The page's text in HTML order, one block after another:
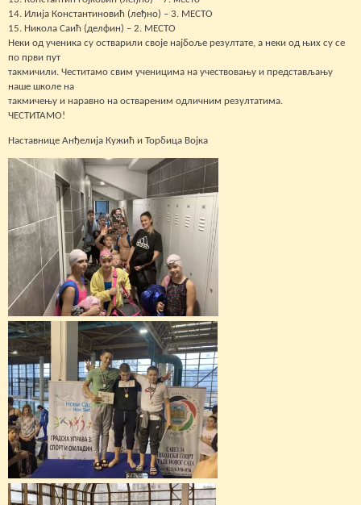
14. Илија Константиновић (леђно) – 3. МЕСТО
15. Никола Саић (делфин) – 2. МЕСТО
Неки од ученика су остварили своје најбоље резултате, а неки од њих су се
по први пут
такмичили. Честитамо свим ученицима на учествовању и представљању
наше школе на
такмичењу и наравно на оствареним одличним резултатима.
ЧЕСТИТАМО!
Наставнице Анђелија Кужић и Торбица Војка